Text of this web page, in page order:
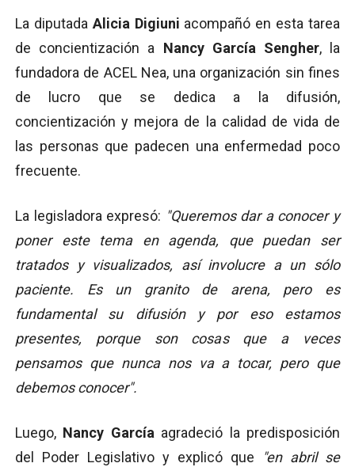
La diputada Alicia Digiuni acompañó en esta tarea
de concientización a Nancy García Sengher, la
fundadora de ACEL Nea, una organización sin fines
de lucro que se dedica a la difusión,
concientización y mejora de la calidad de vida de
las personas que padecen una enfermedad poco
frecuente.
La legisladora expresó: "Queremos dar a conocer y
poner este tema en agenda, que puedan ser
tratados y visualizados, así involucre a un sólo
paciente. Es un granito de arena, pero es
fundamental su difusión y por eso estamos
presentes, porque son cosas que a veces
pensamos que nunca nos va a tocar, pero que
debemos conocer".
Luego, Nancy Garcíaagradeció la predisposición
del Poder Legislativo y explicó que
"en abril se